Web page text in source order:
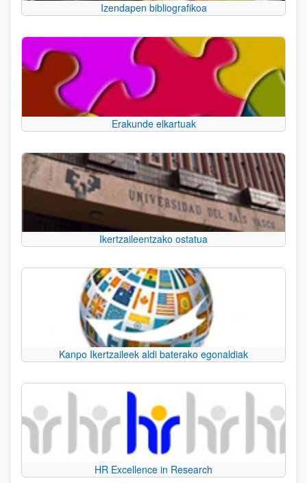
Izendapen bibliografikoa
Erakunde elkartuak
Ikertzaileentzako ostatua
Kanpo Ikertzaileek aldi baterako egonaldiak
HR Excellence in Research